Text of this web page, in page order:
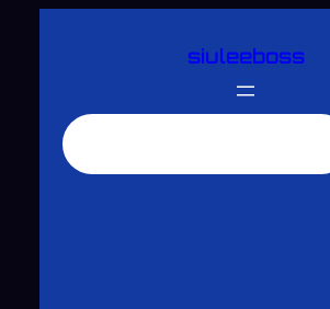
siuleeboss